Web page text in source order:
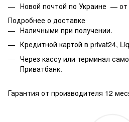
Новой почтой по Украине — от
Подробнее о доставке
Наличными при получении.
Кредитной картой в privat24,
Через кассу или терминал
Приватбанк.
Гарантия от производителя 12